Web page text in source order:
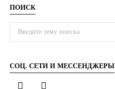
ПОИСК
СОЦ. СЕТИ И МЕССЕНДЖЕРЫ